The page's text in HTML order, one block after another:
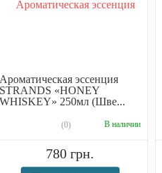
Ароматическая эссенция
STRANDS «HONEY
WHISKEY» 250мл (Шве...
(0) В наличии
780 грн.